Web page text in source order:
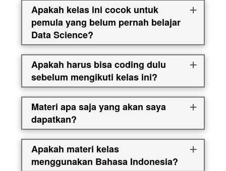
Apakah kelas ini cocok untuk
pemula yang belum pernah belajar
Data Science?
Apakah harus bisa coding dulu
sebelum mengikuti kelas ini?
Materi apa saja yang akan saya
dapatkan?
Apakah materi kelas
menggunakan Bahasa Indonesia?